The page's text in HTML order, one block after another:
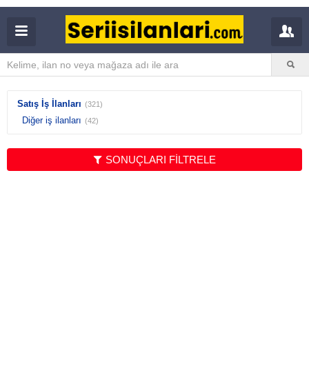
Satış İş İlanları (321)
Diğer iş ilanları (42)
SONUÇLARI FİLTRELE